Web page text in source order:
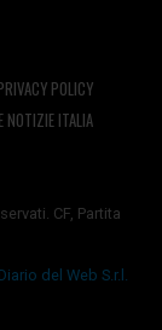
POLICY
NOTIZIE ITALIA
CF, Partita
Diario del Web S.r.l.